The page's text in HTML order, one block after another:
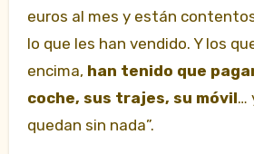
euros al mes y están
lo que les han vendido. Y los
encima, han tenido que
coche, sus trajes, su móvil…
quedan sin nada”.